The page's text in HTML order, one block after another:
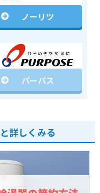
ノーリツ
パーパス
詳しくみる